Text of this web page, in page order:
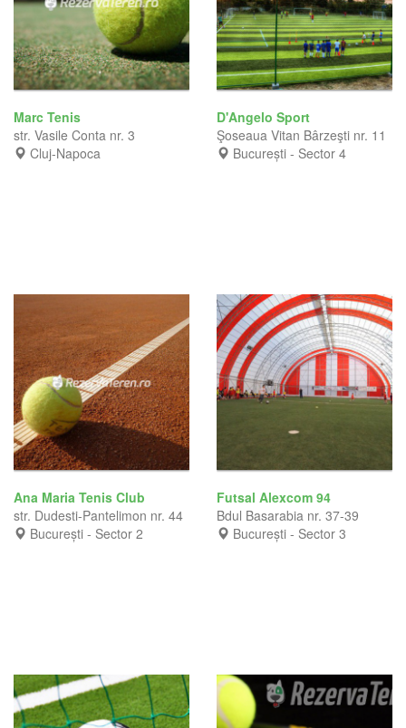
Marc Tenis
str. Vasile Conta nr. 3
Cluj-Napoca
D'Angelo Sport
Şoseaua Vitan Bârzeşti nr. 11
București - Sector 4
Ana Maria Tenis Club
str. Dudesti-Pantelimon nr. 44
București - Sector 2
Futsal Alexcom 94
Bdul Basarabia nr. 37-39
București - Sector 3